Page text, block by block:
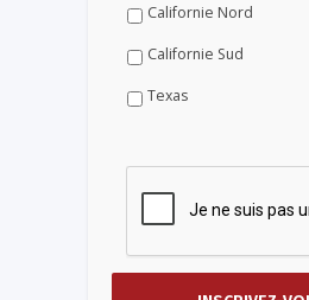
Californie Nord
Californie Sud
Texas